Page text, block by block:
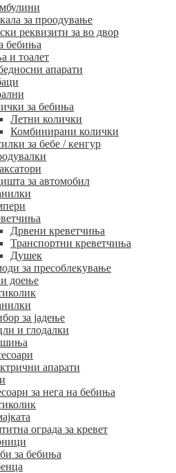
за проодување
реквизити за во двор
бебиња
и тоалет
апарати
за бебиња
Летни колички
Комбинирани колички
за бебе / кенгур
за автомобил
Дрвени креветчиња
Транспортни креветчиња
Душек
за пресоблекување
доење
за јадење
и глодалки
апарати
за нега на бебиња
ограда за кревет
за бебиња